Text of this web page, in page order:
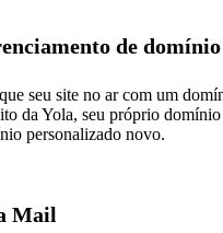
de domínio
seu site no ar com um
da Yola, seu próprio
personalizado novo.
Mail